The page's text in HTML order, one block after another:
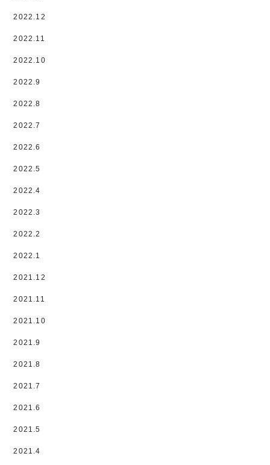
2022.12
2022.11
2022.10
2022.9
2022.8
2022.7
2022.6
2022.5
2022.4
2022.3
2022.2
2022.1
2021.12
2021.11
2021.10
2021.9
2021.8
2021.7
2021.6
2021.5
2021.4